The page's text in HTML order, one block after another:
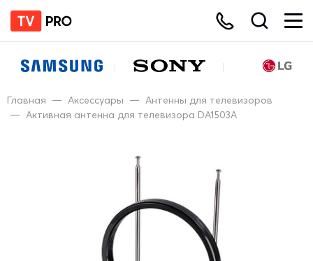
Главная — Аксессуары — Антенны для телевизоров
— Активная антенна для телевизора DA1503A